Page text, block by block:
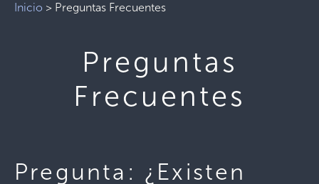
Inicio > Preguntas Frecuentes
Preguntas
Frecuentes
Pregunta: ¿Existen